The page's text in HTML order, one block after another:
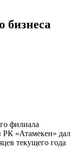
бизнеса
филиала
РК «Атамекен» дал
текущего года